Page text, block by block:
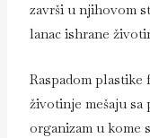
završi u njihovom
lanac ishrane
Raspadom
životinje mešaju
organizam u kome